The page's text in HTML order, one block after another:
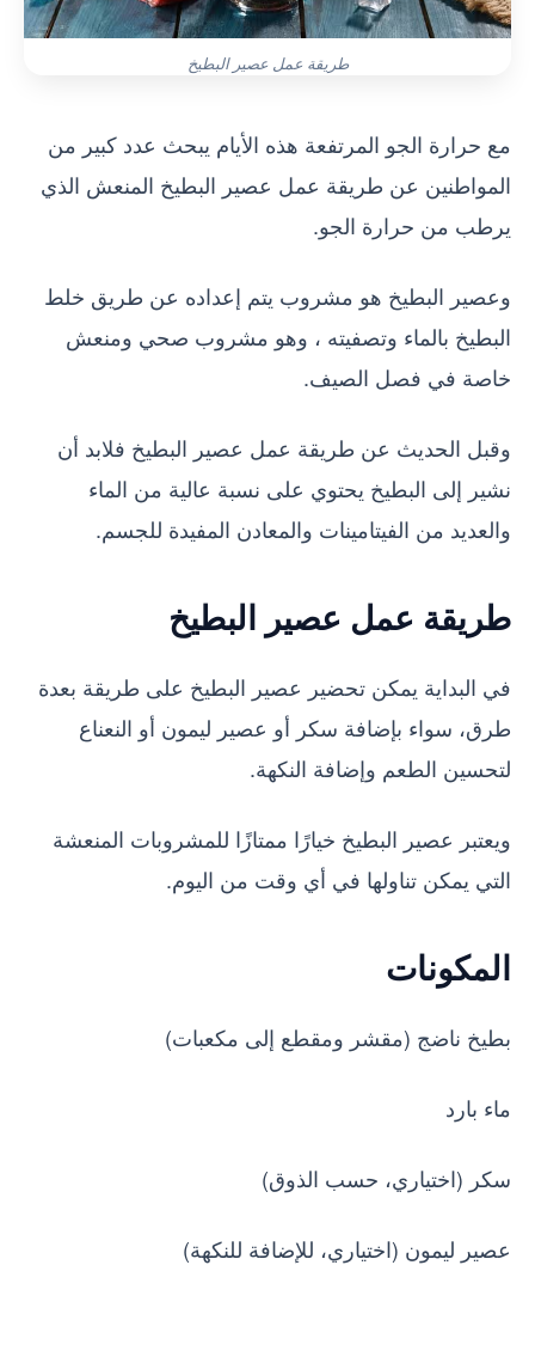
طريقة عمل عصير البطيخ
مع حرارة الجو المرتفعة هذه الأيام يبحث عدد كبير من
المواطنين عن طريقة عمل عصير البطيخ المنعش الذي
يرطب من حرارة الجو.
وعصير البطيخ هو مشروب يتم إعداده عن طريق خلط
البطيخ بالماء وتصفيته ، وهو مشروب صحي ومنعش
خاصة في فصل الصيف.
وقبل الحديث عن طريقة عمل عصير البطيخ فلابد أن
نشير إلى البطيخ يحتوي على نسبة عالية من الماء
والعديد من الفيتامينات والمعادن المفيدة للجسم.
طريقة عمل عصير البطيخ
في البداية يمكن تحضير عصير البطيخ على طريقة بعدة
طرق، سواء بإضافة سكر أو عصير ليمون أو النعناع
لتحسين الطعم وإضافة النكهة.
ويعتبر عصير البطيخ خيارًا ممتازًا للمشروبات المنعشة
التي يمكن تناولها في أي وقت من اليوم.
المكونات
بطيخ ناضج (مقشر ومقطع إلى مكعبات)
ماء بارد
سكر (اختياري، حسب الذوق)
عصير ليمون (اختياري، للإضافة للنكهة)